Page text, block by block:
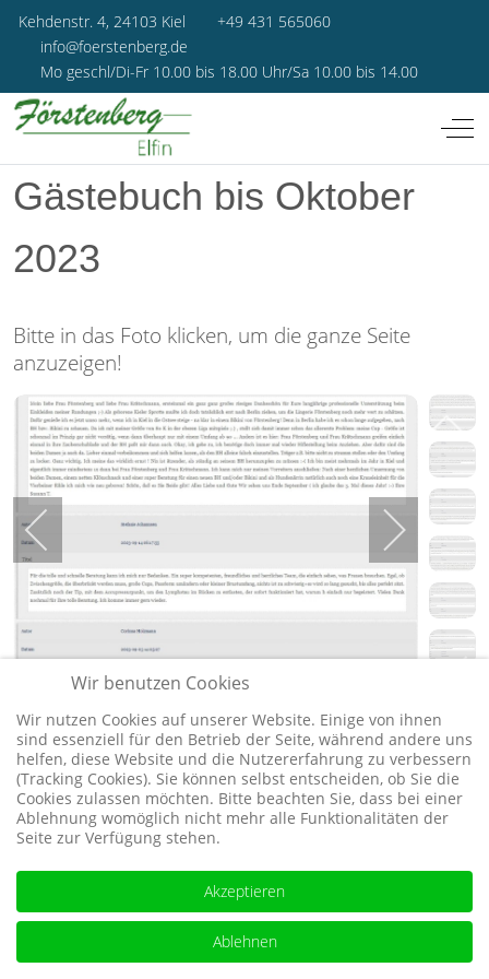
Kehdenstr. 4, 24103 Kiel
+49 431 565060
info@foerstenberg.de
Mo geschl/Di-Fr 10.00 bis 18.00 Uhr/Sa 10.00 bis 14.00
Off-
Gästebuch bis Oktober
2023
Bitte in das Foto klicken, um die ganze Seite
anzuzeigen!
Über uns
Impressum
Wir benutzen Cookies
Wir nutzen Cookies auf unserer Website. Einige von ihnen
sind essenziell für den Betrieb der Seite, während andere uns
helfen, diese Website und die Nutzererfahrung zu verbessern
(Tracking Cookies). Sie können selbst entscheiden, ob Sie die
Cookies zulassen möchten. Bitte beachten Sie, dass bei einer
Ablehnung womöglich nicht mehr alle Funktionalitäten der
Seite zur Verfügung stehen.
Akzeptieren
Ablehnen